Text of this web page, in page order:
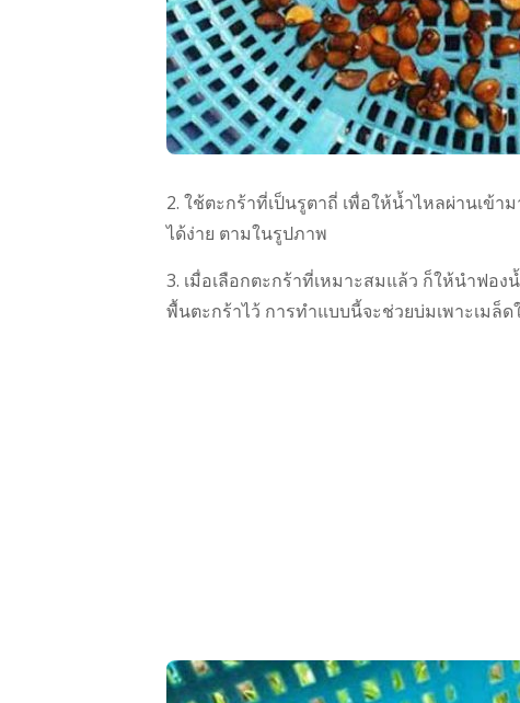
2. ใช้ตะกร้าที่เป็นรูตาถี่ เพื่อให้น้ำไหลผ่านเข้
ได้ง่าย ตามในรูปภาพ
3. เมื่อเลือกตะกร้าที่เหมาะสมแล้ว ก็ให้นำฟอ
พื้นตะกร้าไว้ การทำแบบนี้จะช่วยบ่มเพาะเมล็